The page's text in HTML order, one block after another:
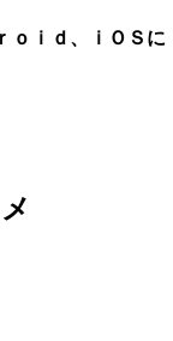
ｏｉｄ、ｉＯＳに